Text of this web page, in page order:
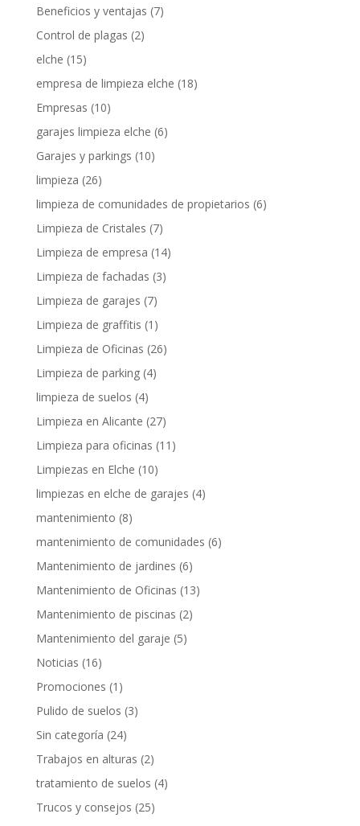
Beneficios y ventajas (7)
Control de plagas (2)
elche (15)
empresa de limpieza elche (18)
Empresas (10)
garajes limpieza elche (6)
Garajes y parkings (10)
limpieza (26)
limpieza de comunidades de propietarios (6)
Limpieza de Cristales (7)
Limpieza de empresa (14)
Limpieza de fachadas (3)
Limpieza de garajes (7)
Limpieza de graffitis (1)
Limpieza de Oficinas (26)
Limpieza de parking(4)
limpieza de suelos (4)
Limpieza en Alicante (27)
Limpieza para oficinas (11)
Limpiezas en Elche (10)
limpiezas en elche de garajes (4)
mantenimiento (8)
mantenimiento de comunidades (6)
Mantenimiento de jardines (6)
Mantenimiento de Oficinas (13)
Mantenimiento de piscinas (2)
Mantenimiento del garaje (5)
Noticias (16)
Promociones (1)
Pulido de suelos (3)
Sin categoría (24)
Trabajos en alturas (2)
tratamiento de suelos (4)
Trucos y consejos (25)